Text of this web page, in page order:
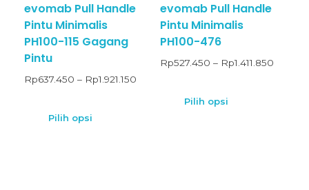
evomab Pull Handle
Pintu Minimalis
PH100-115 Gagang
Pintu
Rp637.450 – Rp1.921.150
Pilih opsi
evomab Pull Handle
Pintu Minimalis
PH100-476
Rp527.450 – Rp1.411.850
Pilih opsi